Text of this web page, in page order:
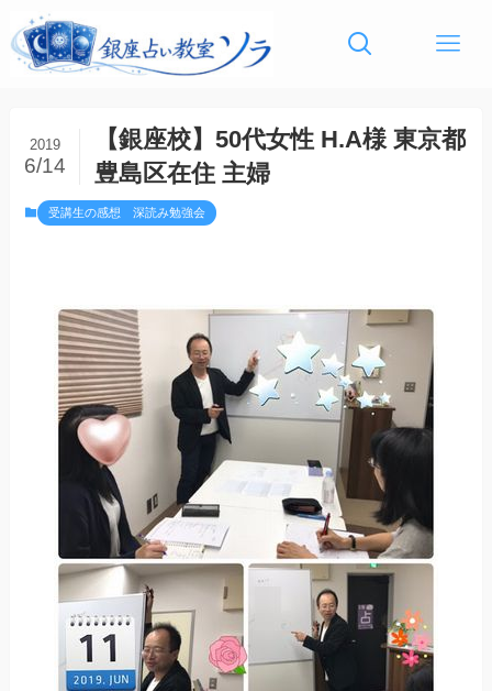
【銀座校】50代女性 H.A様 東京都
豊島区在住 主婦
2019
6/14
受講生の感想 深読み勉強会